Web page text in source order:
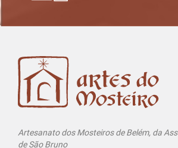
Artesanato dos Mosteiros de Belém, da
de São Bruno